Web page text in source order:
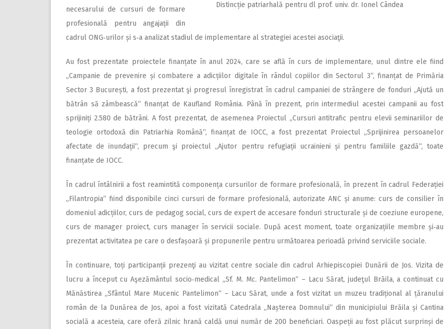
Distincție patriarhală pentru dl prof. univ. dr. Ionel Cândea
necesarului de cursuri de formare
profesională pentru angajații din
cadrul ONG‑urilor și s‑a analizat stadiul de implementare al strategiei acestei asociaţii.
Au fost prezentate proiectele finanțate în anul 2024, care se află în curs de implementare, unul dintre ele fiind
„Campanie de prevenire și combatere a adicțiilor digitale în rândul copiilor din Sectorul 3“, finanțat de Primăria
Sector 3 București, a fost prezentat şi progresul înregistrat în cadrul campaniei de strângere de fonduri „Ajută un
bătrân să zâmbească“ finanțat de Kaufland România. Până în prezent, prin intermediul acestei campanii au fost
sprijiniți 2.580 de bătrâni. A fost prezentat, de asemenea Proiectul „Cursuri antitrafic pentru elevii seminariilor de
teologie ortodoxă din Patriarhia Română“, finanțat de IOCC, a fost prezentat Proiectul „Sprijinirea persoanelor
afectate de inundații“, precum şi proiectul „Ajutor pentru refugiații ucrainieni și pentru familiile gazdă“, toate
finanțate de IOCC.
În cadrul întâlnirii a fost reamintită componența cursurilor de formare profesională, în prezent în cadrul Federației
„Filantropia“ fiind disponibile cinci cursuri de formare profesională, autorizate ANC și anume: curs de consilier în
domeniul adicțiilor, curs de pedagog social, curs de expert de accesare fonduri structurale și de coeziune europene,
curs de manager proiect, curs manager în servicii sociale. După acest moment, toate organizațiile membre și‑au
prezentat activitatea pe care o desfașoară și propunerile pentru următoarea perioadă privind serviciile sociale.
În continuare, toți participan­ții prezenţi au vizitat centre sociale din cadrul Arhiepiscopiei Dunării de Jos. Vizita de
lucru a început cu Aşezământul socio‑medical „Sf. M. Mc. Pantelimon“ – Lacu Sărat, judeţul Brăila, a continuat cu
Mănăstirea „Sfântul Mare Mucenic Pantelimon“ – Lacu Sărat, unde a fost vizitat un muzeu tradițional al țăranului
român de la Dunărea de Jos, apoi a fost vizitată Catedrala „Nașterea Domnului“ din municipiului Brăila și Cantina
socială a acesteia, care oferă zilnic hrană caldă unui număr de 200 beneficiari. Oaspeții au fost plăcut surprinși de